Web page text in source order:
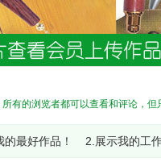
所有的浏览者都可以查看和评论，
的最好作品！ 2.展示我的工